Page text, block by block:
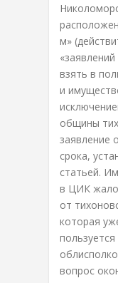
м»
взять в
и
общины
заявление
срока,
статьей.
в ЦИК
от
которая
вопрос